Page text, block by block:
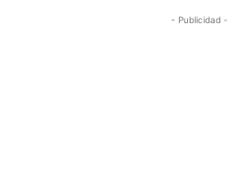
- Publicidad -